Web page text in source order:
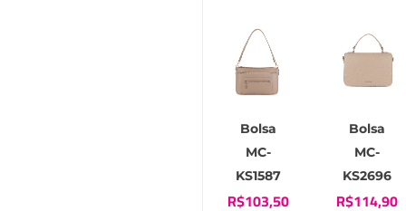
Bolsa
MC-
KS1587
R$103,50
Bolsa
MC-
KS2696
R$114,90